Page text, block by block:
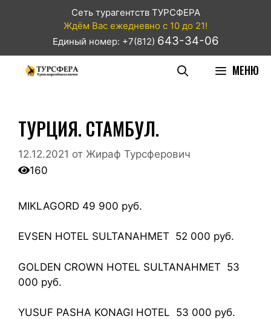
Сеть турагентств ТУРСФЕРА
Ждём Вас ежедневно с 10 до 21!
Единый номер: +7(812) 643-34-06
МЕНЮ
ТУРЦИЯ. СТАМБУЛ.
12.12.2021 от Жираф Турсферович
160
MIKLAGORD 49 900 руб.
EVSEN HOTEL SULTANAHMET 52 000 руб.
GOLDEN CROWN HOTEL SULTANAHMET 53
000 руб.
YUSUF PASHA KONAGI HOTEL 53 000 руб.